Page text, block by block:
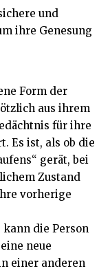
und
ihre Genesung
Form der
aus ihrem
für ihre
Es ist, als ob die
gerät, bei
Zustand
vorherige
die Person
neue
einer anderen